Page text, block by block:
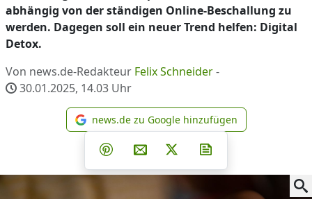
abhängig von der ständigen Online-Beschallung zu
werden. Dagegen soll ein neuer Trend helfen: Digital
Detox.
Von news.de-Redakteur Felix Schneider-
30.01.2025, 14.03 Uhr
news.de zu Google
news.de zu Google hinzufügen
Teilen auf Facebook
Teilen auf Whatsapp
Teilen auf Telegram
Teilen auf Pinterest
Per E-Mail teilen
Post auf X